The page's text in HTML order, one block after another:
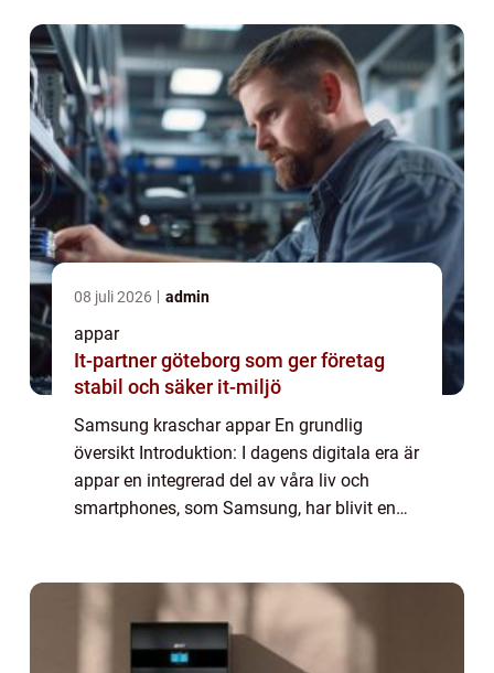
Samsun...
08 juli 2026 admin
appar
It-partner göteborg som ger företag
stabil och säker it-miljö
Samsung kraschar appar En grundlig
översikt Introduktion: I dagens digitala era är
appar en integrerad del av våra liv och
smartphones, som Samsung, har blivit en